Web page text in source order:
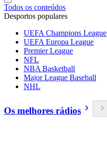
Todos os conteúdos
Desportos populares
UEFA Champions League
UEFA Europa League
Premier League
NFL
NBA Basketball
Major League Baseball
NHL
Os melhores rádios